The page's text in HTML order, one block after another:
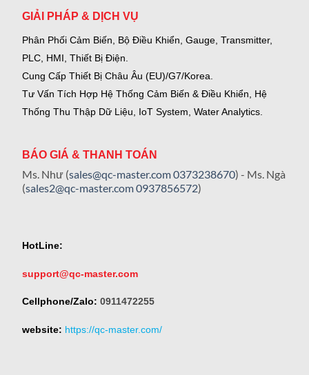
GIẢI PHÁP & DỊCH VỤ
Phân Phối Cảm Biến, Bộ Điều Khiển, Gauge, Transmitter,
PLC, HMI, Thiết Bị Điện.
Cung Cấp Thiết Bị Châu Âu (EU)/G7/Korea.
Tư Vấn Tích Hợp Hệ Thống Cảm Biến & Điều Khiển, Hệ
Thống Thu Thập Dữ Liệu, IoT System, Water Analytics.
BÁO GIÁ & THANH TOÁN
Ms. Như (sales@qc-master.com0373238670) - Ms. Ngà
(sales2@qc-master.com0937856572)
HotLine:
support@qc-master.com
Cellphone/Zalo: 0911472255
website: https://qc-master.com/